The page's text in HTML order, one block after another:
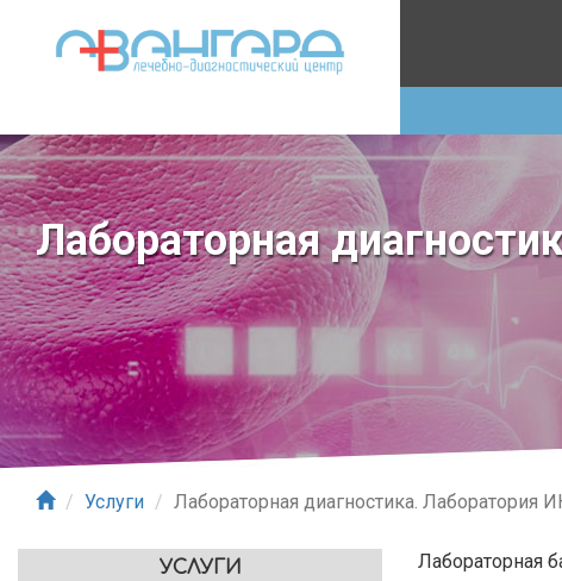
Лабораторная
Услуги Лабораторная диагностика. Лаборатория
УСЛУГИ
Лабораторная